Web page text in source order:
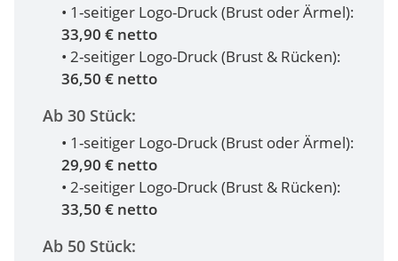
• 1-seitiger Logo-Druck (Brust oder Ärmel):
33,90 € netto
• 2-seitiger Logo-Druck (Brust & Rücken):
36,50 € netto
Ab 30 Stück:
• 1-seitiger Logo-Druck (Brust oder Ärmel):
29,90 € netto
• 2-seitiger Logo-Druck (Brust & Rücken):
33,50 € netto
Ab 50 Stück: